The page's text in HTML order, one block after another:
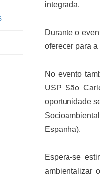
integrada.
Durante o
oferecer para
No evento
USP São
oportunidade
Espanha).
Espera-se
ambientalizar